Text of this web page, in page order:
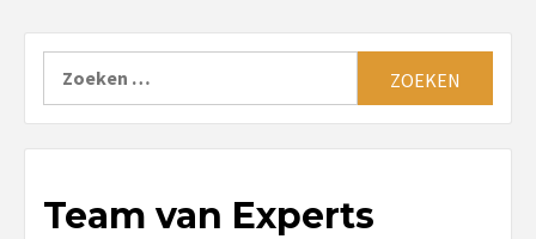
Team van Experts